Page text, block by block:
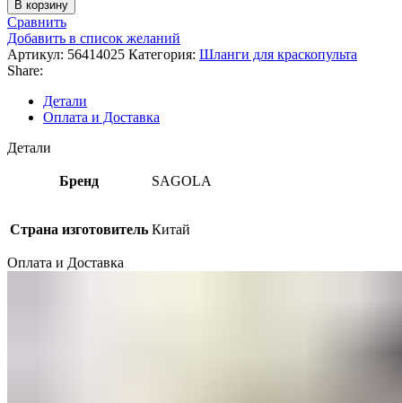
В корзину
Сравнить
Добавить в список желаний
Артикул: 56414025 Категория: Шланги для краскопульта
Share:
Детали
Оплата и Доставка
Детали
Бренд SAGOLA
Страна изготовитель Китай
Оплата и Доставка